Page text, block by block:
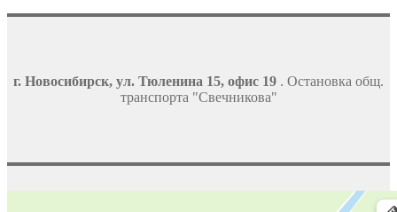
г. Новосибирск, ул. Тюленина 15, офис 19 . Остановка общ.
транспорта "Свечникова"